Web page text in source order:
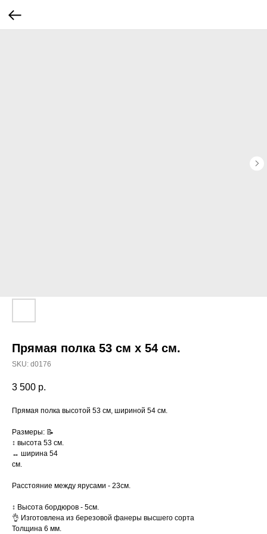
Прямая полка 53 см x 54 см.
SKU: d0176
3 500 р.
Прямая полка высотой 53 см, шириной 54 см.
Размеры: 📝
↕️ высота 53 см.
↔️ ширина 54
см.
Расстояние между ярусами - 23см.
↕️ Высота бордюров - 5см.
👌 Изготовлена из березовой фанеры высшего сорта
Толщина 6 мм.